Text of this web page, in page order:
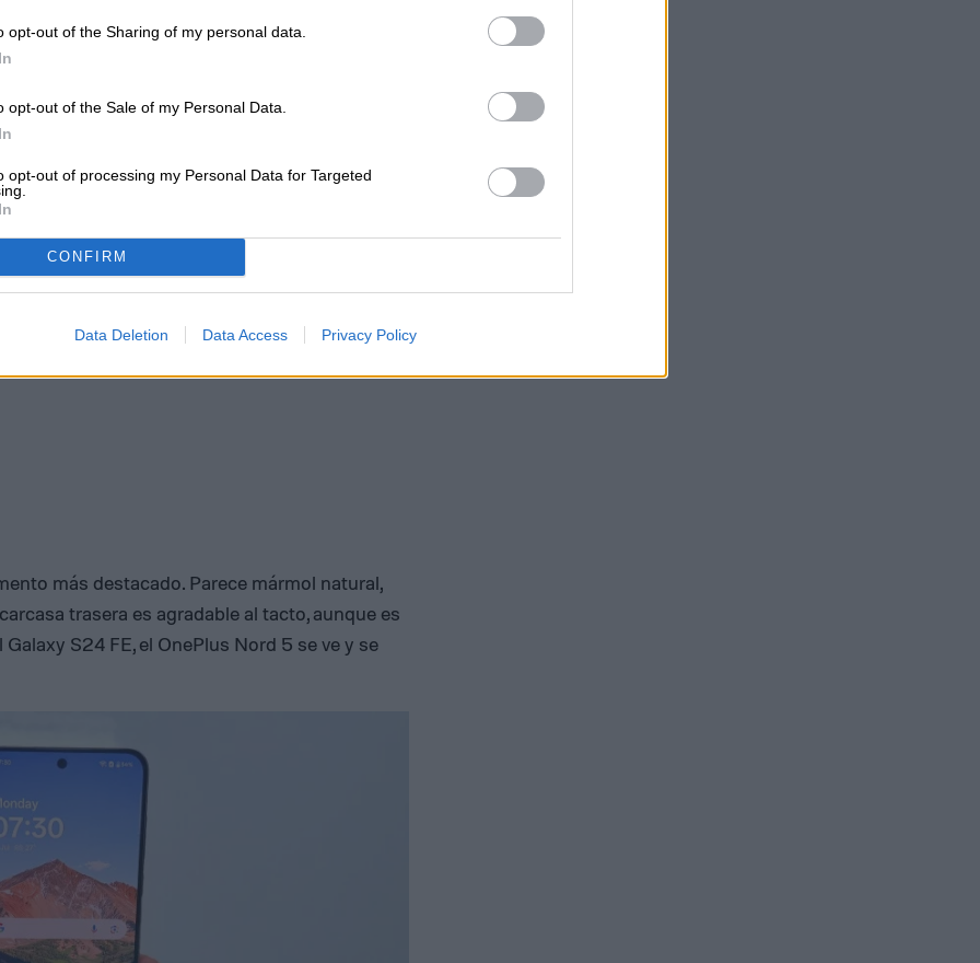
opt-out of the Sharing of my personal data.
opt-out of the Sale of my Personal Data.
opt-out of processing my Personal Data for Targeted
CONFIRM
Data Deletion Data Access Privacy Policy
son de policarbonato con una capa de
más destacado. Parece mármol natural,
trasera es agradable al tacto, aunque es
S24 FE, el OnePlus Nord 5 se ve y se